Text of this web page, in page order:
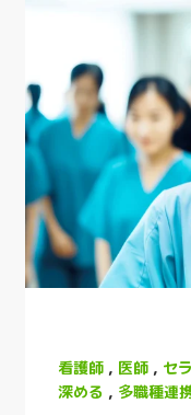
看護師 , 医師 , セ
深める , 多職種連